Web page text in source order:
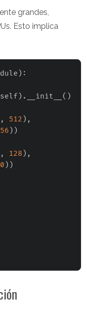
grandes,
Esto implica
) :
self ) . __init__ ( )
, 512 ) ,
) )
, 128 ) ,
) )